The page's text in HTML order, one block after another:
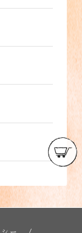
ちら
、ある
合は、
に当店
文画面
お、お
なりま
トを利
払い方
を入力
用でき
こちら